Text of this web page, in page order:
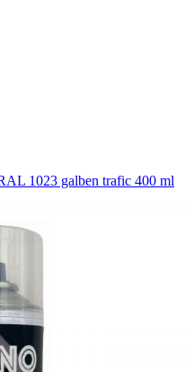
1023 galben trafic 400 ml